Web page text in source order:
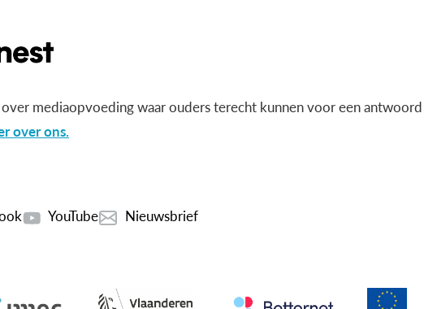
mediaopvoeding waar ouders terecht kunnen voor een
over ons.
YouTube Nieuwsbrief